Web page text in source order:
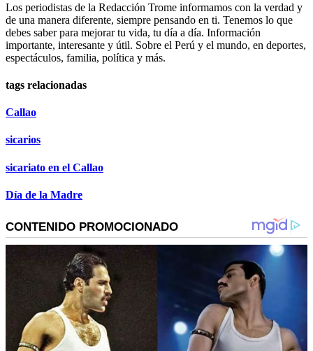
Los periodistas de la Redacción Trome informamos con la verdad y
de una manera diferente, siempre pensando en ti. Tenemos lo que
debes saber para mejorar tu vida, tu día a día. Información
importante, interesante y útil. Sobre el Perú y el mundo, en deportes,
espectáculos, familia, política y más.
tags relacionadas
Callao
sicarios
sicariato en el Callao
Día de la Madre